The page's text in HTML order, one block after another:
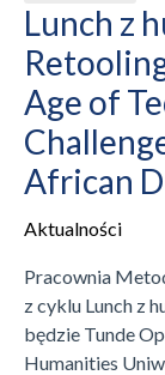
Lunch z
Age of
African
Aktualności
Pracownia
z cyklu Lunch z
będzie Tunde
Humanities